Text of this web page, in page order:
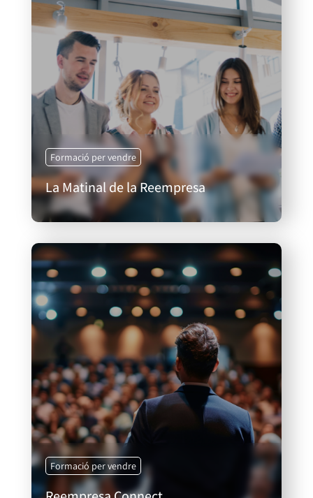
Formació per vendre
La Matinal de la Reempresa
Formació per vendre